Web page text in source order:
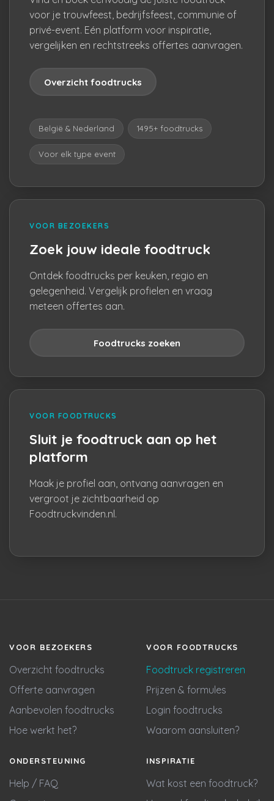
voor je trouwfeest, bedrijfsfeest, communie of
privé-event. Eén platform voor inspiratie,
vergelijken en rechtstreeks offertes aanvragen.
Overzicht foodtrucks
België & Nederland 1495+ foodtrucks
Voor elk type event
VOOR BEZOEKERS
Zoek jouw ideale foodtruck
Ontdek foodtrucks per keuken, regio en
gelegenheid. Vergelijk profielen en vraag
meteen offertes aan.
Foodtrucks zoeken
VOOR FOODTRUCKS
Sluit je foodtruck aan op het
platform
Maak je profiel aan, ontvang aanvragen en
vergroot je zichtbaarheid op
Foodtruckvinden.nl.
VOOR BEZOEKERS
Overzicht foodtrucks
Offerte aanvragen
Aanbevolen foodtrucks
Hoe werkt het?
VOOR FOODTRUCKS
Foodtruck registreren
Prijzen & formules
Login foodtrucks
Waarom aansluiten?
ONDERSTEUNING
Help / FAQ
INSPIRATIE
Wat kost een foodtruck?